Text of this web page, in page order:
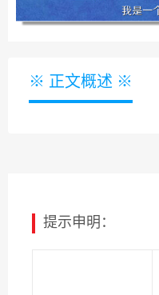
※ 正文概述 ※
提示申明：